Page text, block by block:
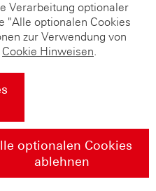
Verarbeitung optionaler
"Alle optionalen Cookies
zur Verwendung von
Cookie Hinweisen.
optionalen Cookies
ablehnen